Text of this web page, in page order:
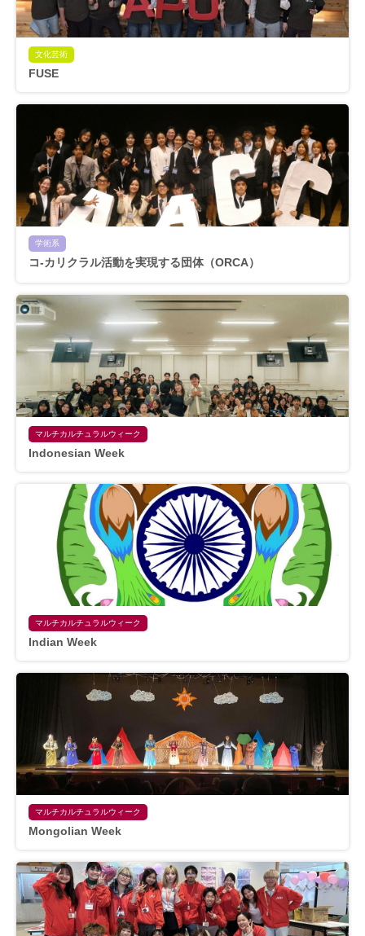
文化芸術
FUSE
学術系
コ-カリクラル活動を実現する団体（ORCA）
マルチカルチュラルウィーク
Indonesian Week
マルチカルチュラルウィーク
Indian Week
マルチカルチュラルウィーク
Mongolian Week